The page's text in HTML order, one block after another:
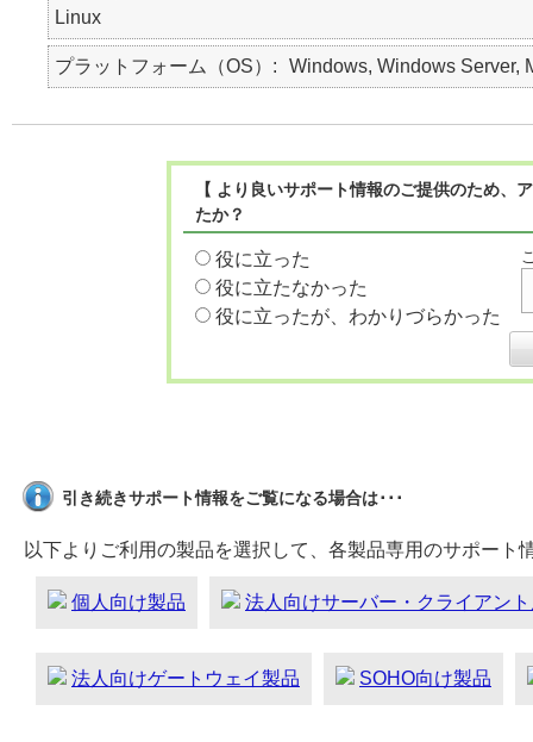
Linux
プラットフォーム（OS） Windows, Windows Server,
【 より良いサポート情報のご提供のため
たか？
役に立った
役に立たなかった
役に立ったが、わかりづらかった
引き続きサポート情報をご覧になる場合は･･･
以下よりご利用の製品を選択して、各製品専用のサポート
個人向け製品 法人向けサーバー・クライアン
法人向けゲートウェイ製品 SOHO向け製品